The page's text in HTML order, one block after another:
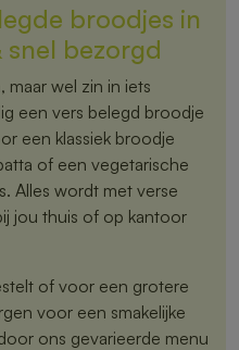
broodjes in
bezorgd
maar wel zin in iets
een vers belegd broodje
een klassiek broodje
of een vegetarische
Alles wordt met verse
jou thuis of op kantoor
of voor een grotere
voor een smakelijke
ons gevarieerde menu